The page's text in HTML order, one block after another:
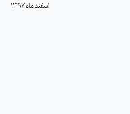
اسفند ماه 1397